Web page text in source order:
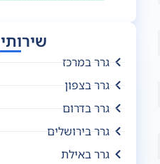
גרר במרכז
גרר בצפון
גרר בדרום
גרר בירושלים
גרר באילת